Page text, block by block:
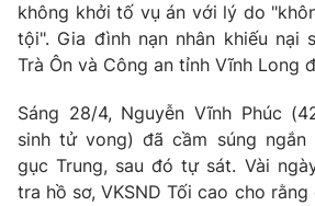
không khởi tố vụ án với lý do
tội". Gia đình nạn nhân khiếu nại
Trà Ôn và Công an tỉnh Vĩnh Long
Sáng 28/4, Nguyễn Vĩnh Phúc
sinh tử vong) đã cầm súng ngắn
gục Trung, sau đó tự sát. Vài
tra hồ sơ, VKSND Tối cao cho